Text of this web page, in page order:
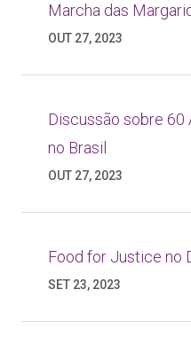
Marcha das
OUT 27, 2023
Discussão sobre 60
no Brasil
OUT 27, 2023
Food for Justice no
SET 23, 2023